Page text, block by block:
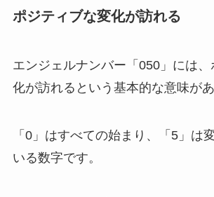
ポジティブな変化が訪れる
エンジェルナンバー「050」には
化が訪れるという基本的な意味があ
「0」はすべての始まり、「5」は
いる数字です。